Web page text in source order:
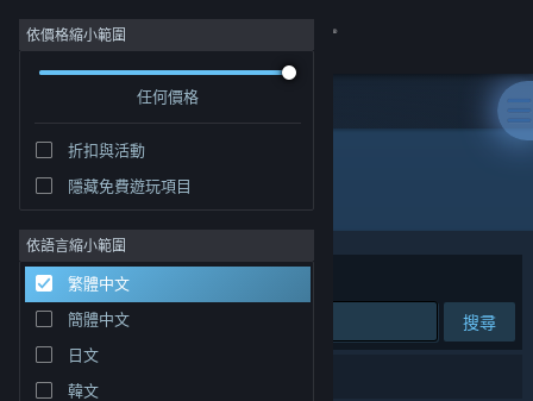
登入
社群
關於
客服
變更語言
依價格縮小範圍
任何價格
折扣與活動
隱藏免費遊玩項目
依語言縮小範圍
繁體中文
簡體中文
日文
韓文
開發人員: MyDockFinder
排序依據 相關性
搜尋
1 項相符的搜尋結果。